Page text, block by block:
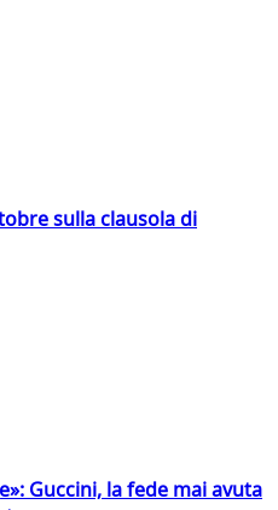
sulla clausola di
Guccini, la fede mai avuta